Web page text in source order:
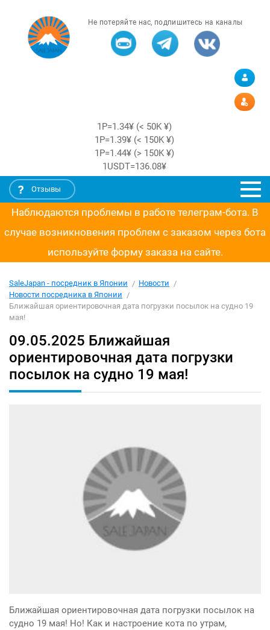
Не потеряйте нас, подпишитесь на каналы
1Р=1.34¥ (< 50K ¥)
1Р=1.39¥ (< 150K ¥)
1Р=1.44¥ (> 150K ¥)
1USDT=136.08¥
Отзывы
Наблюдаются проблемы в работе телеграм-бота. В
случае возникновения проблем с заказом через бота
используйте форму заказа на сайте.
SaleJapan - посредник в Японии
Новости
Новости посредника в Японии
Ближайшая ориентировочная дата погрузки посылок на судно 19
мая!
09.05.2025 Ближайшая
ориентировочная дата погрузки
посылок на судно 19 мая!
Ближайшая ориентировочная дата погрузки посылок на
судно 19 мая! Но! Как и настроение кота по утрам,